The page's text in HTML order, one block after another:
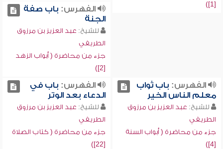
[1])
الفهرس: باب صفة
الجنة
للشيخ: عبد العزيز بن مرزوق
الطريفي
جزء من محاضرة ( أبواب الزهد
[2])
الفهرس: باب ثواب
معلم الناس الخير
للشيخ: عبد العزيز بن مرزوق
الطريفي
جزء من محاضرة ( أبواب السنة
[4])
الفهرس: باب في
الدعاء بعد الوتر
للشيخ: عبد العزيز بن مرزوق
الطريفي
جزء من محاضرة ( كتاب الصلاة
[22])